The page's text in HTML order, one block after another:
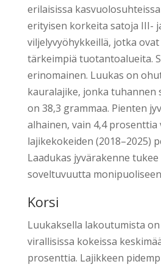
erilaisissa
erityisen korkeita satoja III-
viljelyvyöhykkeillä, jotka
tärkeimpiä tuotantoalueita.
erinomainen. Luukas on
kauralajike, jonka tuhannen
on 38,3 grammaa. Pienten
alhainen, vain 4,4 prosenttia
lajikekokeiden (2018–2025)
Laadukas jyvärakenne
soveltuvuutta
Korsi
Luukaksella lakoutumista
virallisissa kokeissa
prosenttia. Lajikkeen